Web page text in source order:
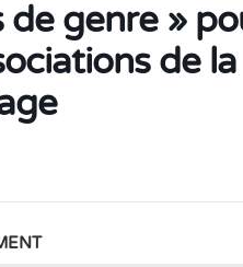
de genre »
de la